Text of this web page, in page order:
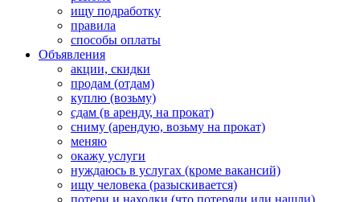
ищу подработку
правила
способы оплаты
Объявления
акции, скидки
продам (отдам)
куплю (возьму)
сдам (в аренду, на прокат)
сниму (арендую, возьму на прокат)
меняю
окажу услуги
нуждаюсь в услугах (кроме вакансий)
ищу человека (разыскивается)
потери и находки (что потеряли или нашли)